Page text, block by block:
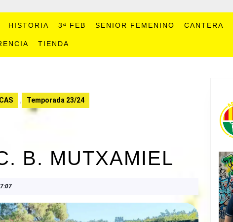
HISTORIA 3ª FEB SENIOR FEMENINO CANTERA
TIENDA
, Temporada 23/24
B. MUTXAMIEL